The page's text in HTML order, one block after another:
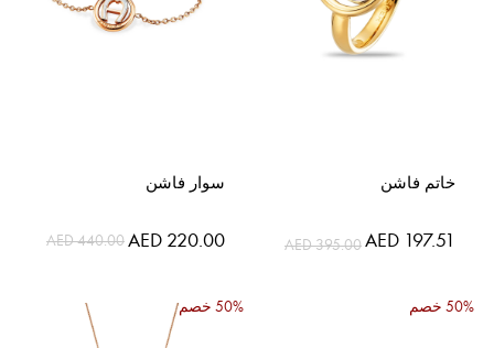
خاتم فاشن
AED 197.51
AED 395.00
سوار فاشن
السعر
AED 220.00
AED 440.00
50% خصم 50% خصم